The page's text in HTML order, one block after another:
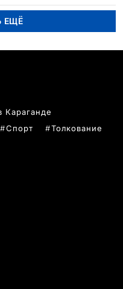
ЕЩЁ
Караганде
Спорт
Толкование